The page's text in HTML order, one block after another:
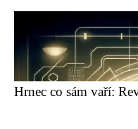
Hrnec co sám vaří: